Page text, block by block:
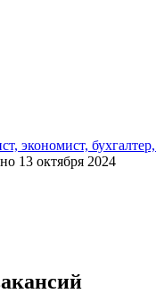
экономист,
13 октября 2024